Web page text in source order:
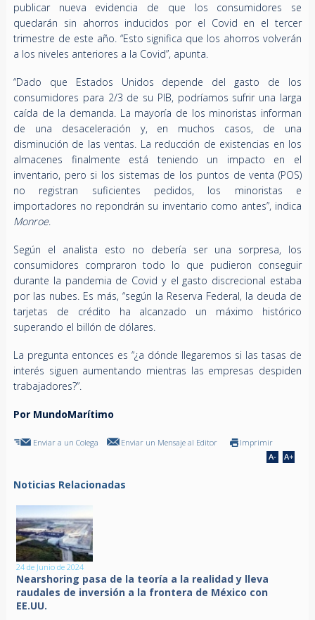
publicar nueva evidencia de que los consumidores se
quedarán sin ahorros inducidos por el Covid en el tercer
trimestre de este año. “Esto significa que los ahorros volverán
a los niveles anteriores a la Covid”, apunta.
“Dado que Estados Unidos depende del gasto de los
consumidores para 2/3 de su PIB, podríamos sufrir una larga
caída de la demanda. La mayoría de los minoristas informan
de una desaceleración y, en muchos casos, de una
disminución de las ventas. La reducción de existencias en los
almacenes finalmente está teniendo un impacto en el
inventario, pero si los sistemas de los puntos de venta (POS)
no registran suficientes pedidos, los minoristas e
importadores no repondrán su inventario como antes”, indica
Monroe.
Según el analista esto no debería ser una sorpresa, los
consumidores compraron todo lo que pudieron conseguir
durante la pandemia de Covid y el gasto discrecional estaba
por las nubes. Es más, “según la Reserva Federal, la deuda de
tarjetas de crédito ha alcanzado un máximo histórico
superando el billón de dólares.
La pregunta entonces es “¿a dónde llegaremos si las tasas de
interés siguen aumentando mientras las empresas despiden
trabajadores?”.
Por MundoMarítimo
Enviar a un Colega Enviar un Mensaje al Editor Imprimir
Noticias Relacionadas
24 de Junio de 2024
Nearshoring pasa de la teoría a la realidad y lleva
raudales de inversión a la frontera de México con
EE.UU.